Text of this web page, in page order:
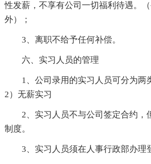
性发薪，不享有公司一切福利待遇。
外）；
3、离职不给予任何补偿。
六、实习人员的管理
1、公司录用的实习人员可分为两
2）无薪实习
2、实习人员不与公司签定合约，
制度。
3、实习人员须在人事行政部办理